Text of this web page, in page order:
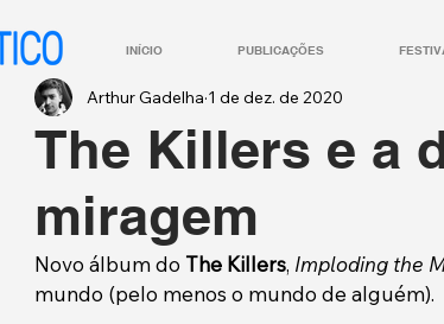
INÍCIO PUBLICAÇÕES
The Killers e a
miragem
Arthur Gadelha 1 de dez. de 2020
Novo álbum do The Killers, Imploding the
mundo (pelo menos o mundo de alguém).